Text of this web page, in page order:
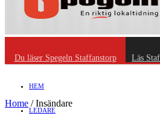
Du läser Spegeln Staffanstorp Läs
HEM
LEDARE
Home /Insändare